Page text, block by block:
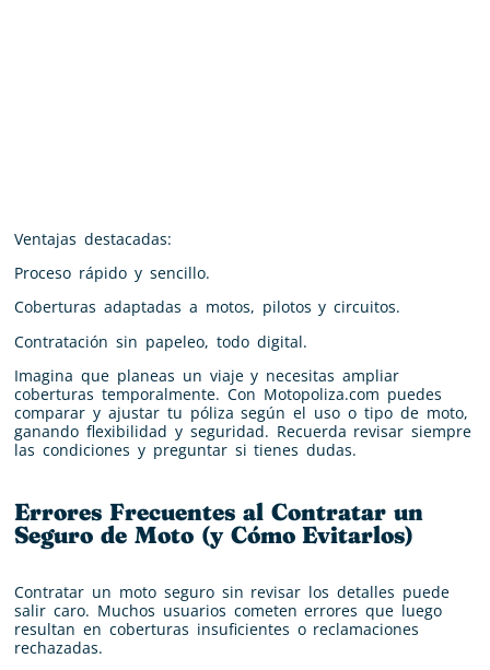
Ventajas destacadas:
Proceso rápido y sencillo.
Coberturas adaptadas a motos, pilotos y circuitos.
Contratación sin papeleo, todo digital.
Imagina que planeas un viaje y necesitas ampliar
coberturas temporalmente. Con Motopoliza.com puedes
comparar y ajustar tu póliza según el uso o tipo de moto,
ganando flexibilidad y seguridad. Recuerda revisar siempre
las condiciones y preguntar si tienes dudas.
Errores Frecuentes al Contratar un
Seguro de Moto (y Cómo Evitarlos)
Contratar un moto seguro sin revisar los detalles puede
salir caro. Muchos usuarios cometen errores que luego
resultan en coberturas insuficientes o reclamaciones
rechazadas.